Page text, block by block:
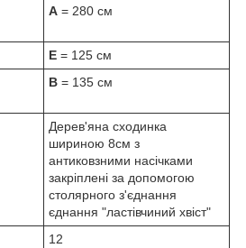
A = 280 см
E = 125 см
B = 135 см
Дерев'яна сходинка
шириною 8см з
антиковзними насічками
закріплені за допомогою
столярного з'єднання
єднання "ластівчиний хвіст"
12